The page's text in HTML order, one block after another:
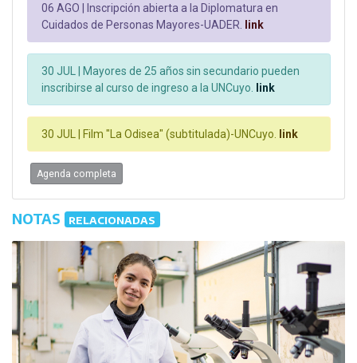
06 AGO | Inscripción abierta a la Diplomatura en
Cuidados de Personas Mayores-UADER. link
30 JUL | Mayores de 25 años sin secundario pueden
inscribirse al curso de ingreso a la UNCuyo. link
30 JUL | Film "La Odisea" (subtitulada)-UNCuyo. link
Agenda completa
NOTAS RELACIONADAS